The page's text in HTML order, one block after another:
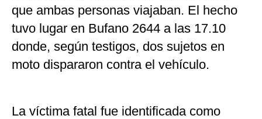
que ambas personas viajaban. El hecho
tuvo lugar en Bufano 2644 a las 17.10
donde, según testigos, dos sujetos en
moto dispararon contra el vehículo.
La víctima fatal fue identificada como